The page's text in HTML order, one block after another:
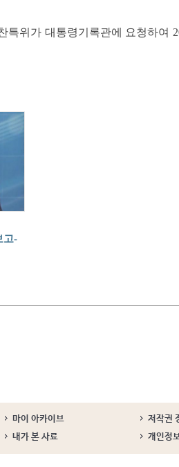
특위가 대통령기록관에 요청하여
고-
마이 아카이브
저작권
내가 본 사료 개인정